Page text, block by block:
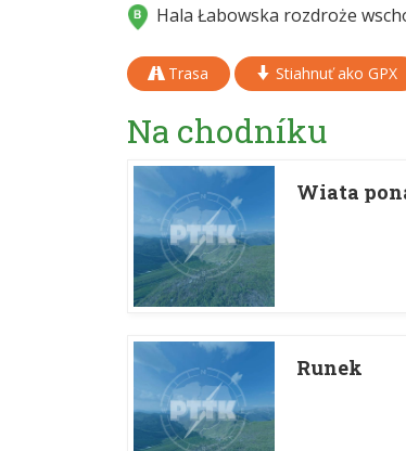
Hala Łabowska rozdroże
Trasa Stiahnuť ako GPX
Na chodníku
Wiata
Runek